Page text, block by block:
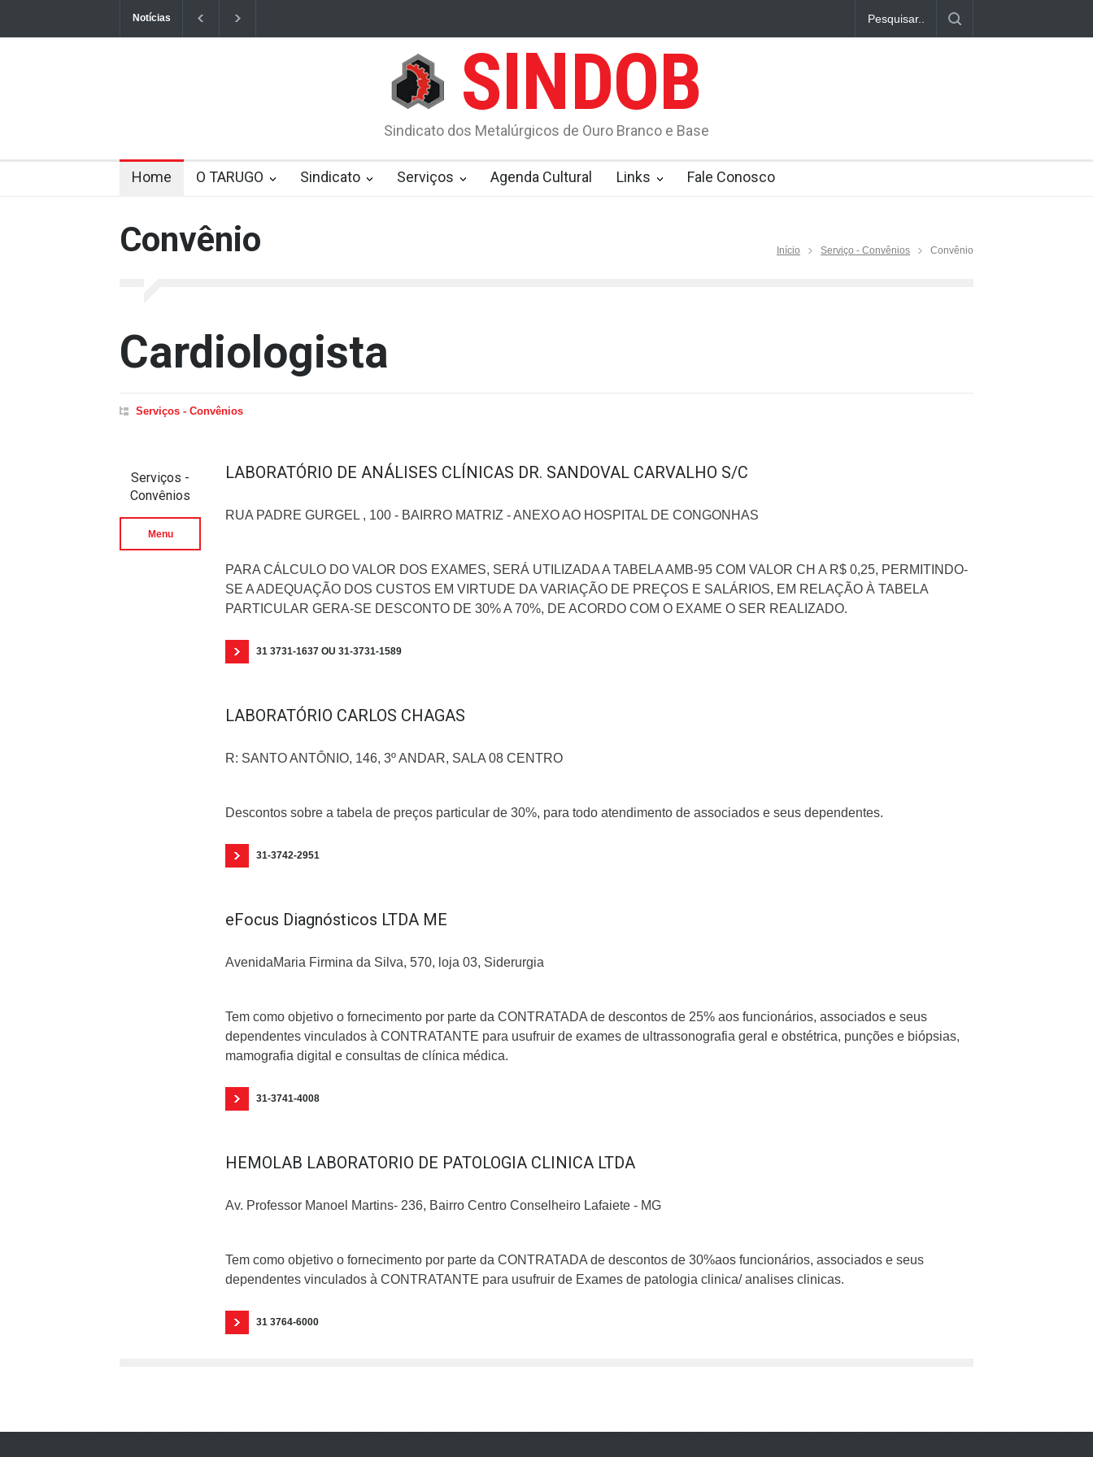
Notícias
STJ acolhe pedido do MPF e determina prisão imediata de condenados pela Chacina de Unaí
ASSEMBLEIA GERDAU OURO BRANCO
INSS não poderá negar auxílio-doença sem perícia. Veja novas regras Prova de vida do INSS: veja quem pode fazer a comprovação em julho
DEMITIDO ANTES DO REAJUSTE SALARIAL TEM DIREITO A RESCISÃO COMPLEMENTAR
SINDOB
Sindicato dos Metalúrgicos de Ouro Branco e Base
Home O TARUGO Sindicato Serviços Agenda Cultural Links Fale Conosco
Convênio Início Serviço - Convênios Convênio
Cardiologista
Serviços - Convênios
LABORATÓRIO DE ANÁLISES CLÍNICAS DR. SANDOVAL CARVALHO S/C
RUA PADRE GURGEL , 100 - BAIRRO MATRIZ - ANEXO AO HOSPITAL DE CONGONHAS
PARA CÁLCULO DO VALOR DOS EXAMES, SERÁ UTILIZADA A TABELA AMB-95 COM VALOR CH A R$ 0,25, PERMITINDO-
SE A ADEQUAÇÃO DOS CUSTOS EM VIRTUDE DA VARIAÇÃO DE PREÇOS E SALÁRIOS, EM RELAÇÃO À TABELA
PARTICULAR GERA-SE DESCONTO DE 30% A 70%, DE ACORDO COM O EXAME O SER REALIZADO.
31 3731-1637 OU 31-3731-1589
LABORATÓRIO CARLOS CHAGAS
R: SANTO ANTÔNIO, 146, 3º ANDAR, SALA 08 CENTRO
Descontos sobre a tabela de preços particular de 30%, para todo atendimento de associados e seus dependentes.
31-3742-2951
eFocus Diagnósticos LTDA ME
AvenidaMaria Firmina da Silva, 570, loja 03, Siderurgia
Tem como objetivo o fornecimento por parte da CONTRATADA de descontos de 25% aos funcionários, associados e seus
dependentes vinculados à CONTRATANTE para usufruir de exames de ultrassonografia geral e obstétrica, punções e biópsias,
mamografia digital e consultas de clínica médica.
31-3741-4008
HEMOLAB LABORATORIO DE PATOLOGIA CLINICA LTDA
Av. Professor Manoel Martins- 236, Bairro Centro Conselheiro Lafaiete - MG
Tem como objetivo o fornecimento por parte da CONTRATADA de descontos de 30%aos funcionários, associados e seus
dependentes vinculados à CONTRATANTE para usufruir de Exames de patologia clinica/ analises clinicas.
31 3764-6000
Serviços -
Convênios
Menu